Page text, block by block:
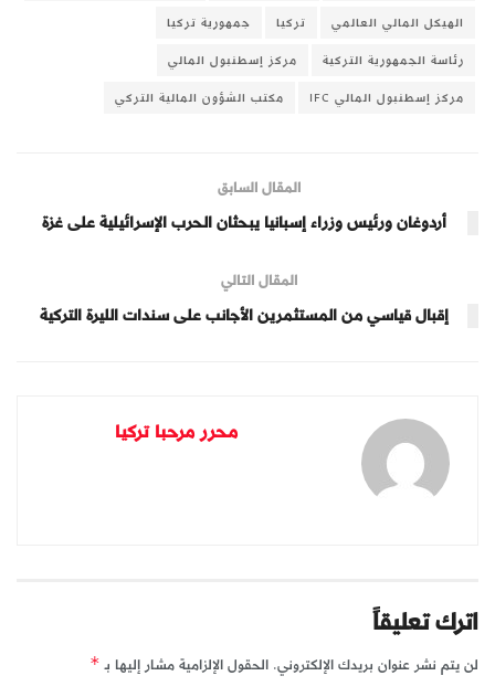
الهيكل المالي العالمي تركيا
جمهورية تركيا
رئاسة الجمهورية التركية
مركز إسطنبول المالي
مركز إسطنبول المالي IFC
مكتب الشؤون المالية التركي
المقال السابق
أردوغان ورئيس وزراء إسبانيا يبحثان الحرب الإسرائيلية على غزة
المقال التالي
إقبال قياسي من المستثمرين الأجانب على سندات الليرة التركية
محرر مرحبا تركيا
اترك تعليقاً
لن يتم نشر عنوان بريدك الإلكتروني. الحقول الإلزامية مشار إليها بـ *